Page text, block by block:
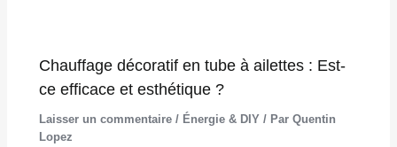
Chauffage décoratif en tube à ailettes : Est-
ce efficace et esthétique ?
Laisser un commentaire / Énergie & DIY / ParQuentin
Lopez